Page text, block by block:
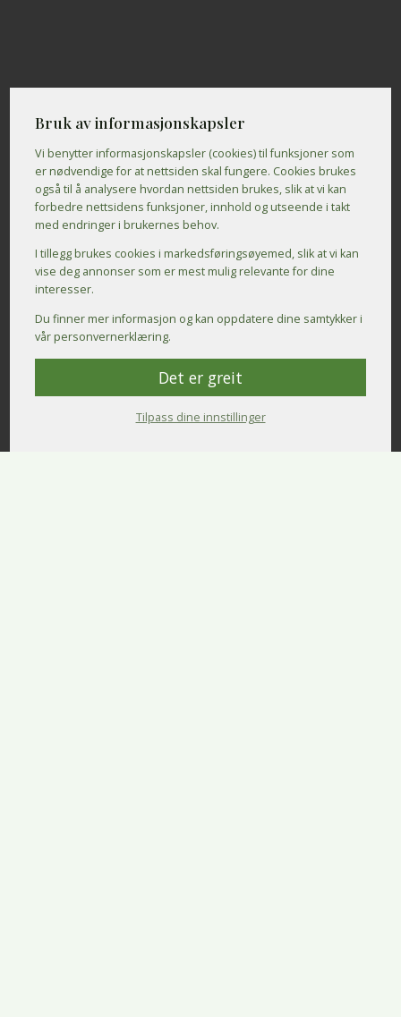
Bruk av informasjonskapsler
Vi benytter informasjons­kapsler (cookies) til funksjoner som
er nødvendige for at nettsiden skal fungere. Cookies brukes
også til å analysere hvordan nettsiden brukes, slik at vi kan
forbedre nettsidens funksjoner, innhold og utseende i takt
med endringer i brukernes behov.
I tillegg brukes cookies i markedsførings­øyemed, slik at vi kan
vise deg annonser som er mest mulig relevante for dine
interesser.
Du finner mer informasjon og kan oppdatere dine samtykker i
vår personvernerklæring.
Det er greit
Tilpass dine innstillinger